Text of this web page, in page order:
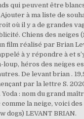
qui peuvent être
à ma liste de
où il y a de grandes
Chiens des
film réalisé par Brian
à y répondre à et
loup, héros des neiges
De levant brian .
par la lettre S.
: nom du grand
la neige, voici
dogs) LEVANT BRIAN.